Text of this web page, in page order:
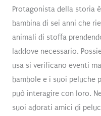
Protagonista della storia
bambina di sei anni che
animali di stoffa
laddove necessario.
usa si verificano eventi
bambole e i suoi peluche
può interagire con loro.
suoi adorati amici di